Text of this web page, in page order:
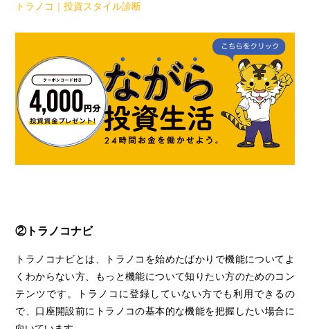
トラノコ｜投資スタイル診断
②トラノコナビ
トラノコナビとは、トラノコを始めたばかりで機能についてよ
くわからない方、もっと機能について知りたい方のためのコン
テンツです。トラノコに登録していない方でも利用できるの
で、口座開設前にトラノコの基本的な機能を把握したい場合に